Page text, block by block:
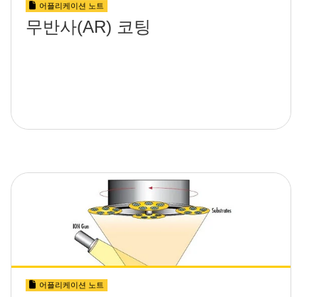
어플리케이션 노트
무반사(AR) 코팅
어플리케이션 노트